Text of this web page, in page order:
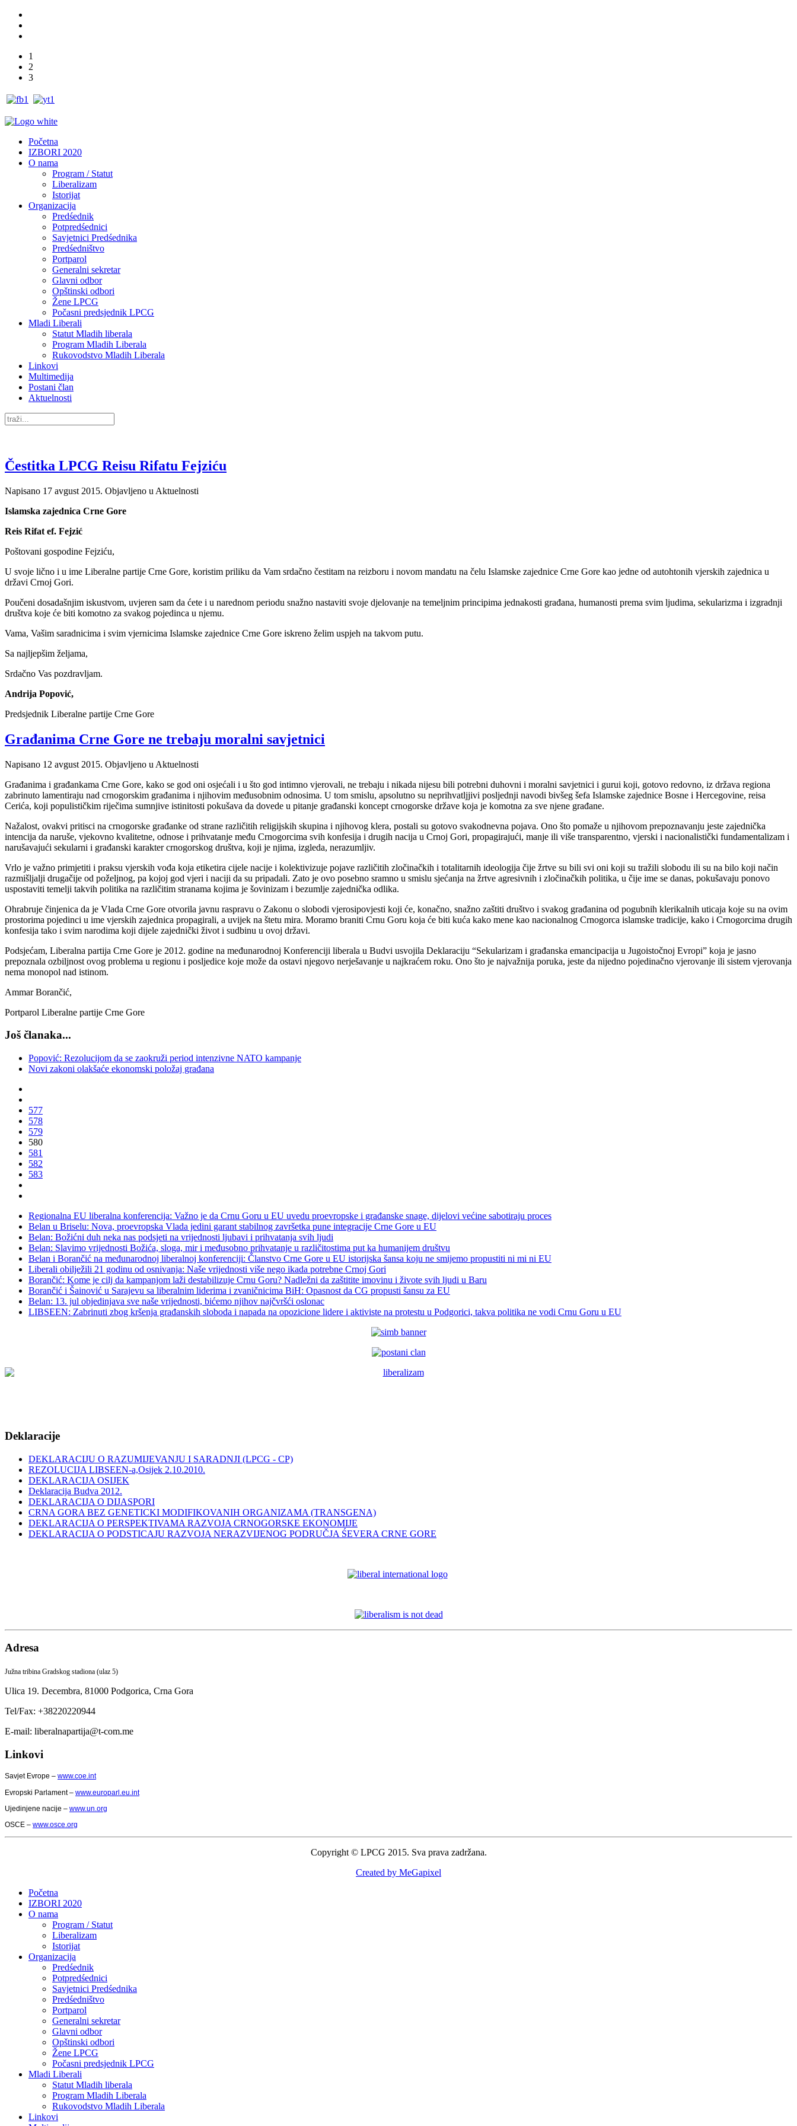
1
2
3
Početna
IZBORI 2020
O nama
Program / Statut
Liberalizam
Istorijat
Organizacija
Predśednik
Potpredśednici
Savjetnici Predśednika
Predśedništvo
Portparol
Generalni sekretar
Glavni odbor
Opštinski odbori
Žene LPCG
Počasni predsjednik LPCG
Mladi Liberali
Statut Mladih liberala
Program Mladih Liberala
Rukovodstvo Mladih Liberala
Linkovi
Multimedija
Postani član
Aktuelnosti
Čestitka LPCG Reisu Rifatu Fejziću
Napisano 17 avgust 2015. Objavljeno u Aktuelnosti
Islamska zajednica Crne Gore
Reis Rifat ef. Fejzić
Poštovani gospodine Fejziću,
U svoje lično i u ime Liberalne partije Crne Gore, koristim priliku da Vam srdačno čestitam na reizboru i novom mandatu na čelu Islamske zajednice Crne Gore kao jedne od autohtonih vjerskih zajednica u
državi Crnoj Gori.
Poučeni dosadašnjim iskustvom, uvjeren sam da ćete i u narednom periodu snažno nastaviti svoje djelovanje na temeljnim principima jednakosti građana, humanosti prema svim ljudima, sekularizma i izgradnji
društva koje će biti komotno za svakog pojedinca u njemu.
Vama, Vašim saradnicima i svim vjernicima Islamske zajednice Crne Gore iskreno želim uspjeh na takvom putu.
Sa najljepšim željama,
Srdačno Vas pozdravljam.
Andrija Popović,
Predsjednik Liberalne partije Crne Gore
Građanima Crne Gore ne trebaju moralni savjetnici
Napisano 12 avgust 2015. Objavljeno u Aktuelnosti
Građanima i građankama Crne Gore, kako se god oni osjećali i u što god intimno vjerovali, ne trebaju i nikada nijesu bili potrebni duhovni i moralni savjetnici i gurui koji, gotovo redovno, iz država regiona
zabrinuto lamentiraju nad crnogorskim građanima i njihovim međusobnim odnosima. U tom smislu, apsolutno su neprihvatljjivi posljednji navodi bivšeg šefa Islamske zajednice Bosne i Hercegovine, reisa
Cerića, koji populističkim riječima sumnjive istinitosti pokušava da dovede u pitanje građanski koncept crnogorske države koja je komotna za sve njene građane.
Nažalost, ovakvi pritisci na crnogorske građanke od strane različitih religijskih skupina i njihovog klera, postali su gotovo svakodnevna pojava. Ono što pomaže u njihovom prepoznavanju jeste zajednička
intencija da naruše, vjekovno kvalitetne, odnose i prihvatanje među Crnogorcima svih konfesija i drugih nacija u Crnoj Gori, propagirajući, manje ili više transparentno, vjerski i nacionalistički fundamentalizam i
narušavajući sekularni i građanski karakter crnogorskog društva, koji je njima, izgleda, nerazumljiv.
Vrlo je važno primjetiti i praksu vjerskih vođa koja etiketira cijele nacije i kolektivizuje pojave različitih zločinačkih i totalitarnih ideologija čije žrtve su bili svi oni koji su tražili slobodu ili su na bilo koji način
razmišljalji drugačije od poželjnog, pa kojoj god vjeri i naciji da su pripadali. Zato je ovo posebno sramno u smislu sjećanja na žrtve agresivnih i zločinačkih politika, u čije ime se danas, pokušavaju ponovo
uspostaviti temelji takvih politika na različitim stranama kojima je šovinizam i bezumlje zajednička odlika.
Ohrabruje činjenica da je Vlada Crne Gore otvorila javnu raspravu o Zakonu o slobodi vjerosipovjesti koji će, konačno, snažno zaštiti društvo i svakog građanina od pogubnih klerikalnih uticaja koje su na ovim
prostorima pojedinci u ime vjerskih zajednica propagirali, a uvijek na štetu mira. Moramo braniti Crnu Goru koja će biti kuća kako mene kao nacionalnog Crnogorca islamske tradicije, kako i Crnogorcima drugih
konfesija tako i svim narodima koji dijele zajednički život i sudbinu u ovoj državi.
Podsjećam, Liberalna partija Crne Gore je 2012. godine na međunarodnoj Konferenciji liberala u Budvi usvojila Deklaraciju “Sekularizam i građanska emancipacija u Jugoistočnoj Evropi” koja je jasno
prepoznala ozbiljnost ovog problema u regionu i posljedice koje može da ostavi njegovo nerješavanje u najkraćem roku. Ono što je najvažnija poruka, jeste da nijedno pojedinačno vjerovanje ili sistem vjerovanja
nema monopol nad istinom.
Ammar Borančić,
Portparol Liberalne partije Crne Gore
Još članaka...
Popović: Rezolucijom da se zaokruži period intenzivne NATO kampanje
Novi zakoni olakšaće ekonomski položaj građana
577
578
579
580
581
582
583
Regionalna EU liberalna konferencija: Važno je da Crnu Goru u EU uvedu proevropske i građanske snage, dijelovi većine sabotiraju proces
Belan u Briselu: Nova, proevropska Vlada jedini garant stabilnog završetka pune integracije Crne Gore u EU
Belan: Božićni duh neka nas podsjeti na vrijednosti ljubavi i prihvatanja svih ljudi
Belan: Slavimo vrijednosti Božića, sloga, mir i međusobno prihvatanje u različitostima put ka humanijem društvu
Belan i Borančić na međunarodnoj liberalnoj konferenciji: Članstvo Crne Gore u EU istorijska šansa koju ne smijemo propustiti ni mi ni EU
Liberali obilježili 21 godinu od osnivanja: Naše vrijednosti više nego ikada potrebne Crnoj Gori
Borančić: Kome je cilj da kampanjom laži destabilizuje Crnu Goru? Nadležni da zaštitite imovinu i živote svih ljudi u Baru
Borančić i Šainović u Sarajevu sa liberalnim liderima i zvaničnicima BiH: Opasnost da CG propusti šansu za EU
Belan: 13. jul objedinjava sve naše vrijednosti, bićemo njihov najčvršći oslonac
LIBSEEN: Zabrinuti zbog kršenja građanskih sloboda i napada na opozicione lidere i aktiviste na protestu u Podgorici, takva politika ne vodi Crnu Goru u EU
Deklaracije
DEKLARACIJU O RAZUMIJEVANJU I SARADNJI (LPCG - CP)
REZOLUCIJA LIBSEEN-a,Osijek 2.10.2010.
DEKLARACIJA OSIJEK
Deklaracija Budva 2012.
DEKLARACIJA O DIJASPORI
CRNA GORA BEZ GENETICKI MODIFIKOVANIH ORGANIZAMA (TRANSGENA)
DEKLARACIJA O PERSPEKTIVAMA RAZVOJA CRNOGORSKE EKONOMIJE
DEKLARACIJA O PODSTICAJU RAZVOJA NERAZVIJENOG PODRUČJA ŚEVERA CRNE GORE
Adresa
Južna tribina Gradskog stadiona (ulaz 5)
Ulica 19. Decembra, 81000 Podgorica, Crna Gora
Tel/Fax: +38220220944
E-mail: liberalnapartija@t-com.me
Linkovi
Savjet Evrope – www.coe.int
Evropski Parlament – www.europarl.eu.int
Ujedinjene nacije – www.un.org
OSCE – www.osce.org
Copyright © LPCG 2015. Sva prava zadržana.
Created by MeGapixel
Početna
IZBORI 2020
O nama
Program / Statut
Liberalizam
Istorijat
Organizacija
Predśednik
Potpredśednici
Savjetnici Predśednika
Predśedništvo
Portparol
Generalni sekretar
Glavni odbor
Opštinski odbori
Žene LPCG
Počasni predsjednik LPCG
Mladi Liberali
Statut Mladih liberala
Program Mladih Liberala
Rukovodstvo Mladih Liberala
Linkovi